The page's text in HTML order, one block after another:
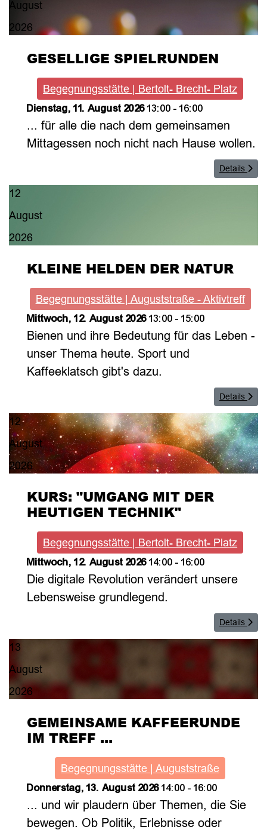
August
2026
GESELLIGE SPIELRUNDEN
Begegnungsstätte | Bertolt- Brecht- Platz
Dienstag, 11. August 202613:00 - 16:00
... für alle die nach dem gemeinsamen
Mittagessen noch nicht nach Hause wollen.
Details
12
August
2026
KLEINE HELDEN DER NATUR
Begegnungsstätte | Auguststraße - Aktivtreff
Mittwoch, 12. August 202613:00 - 15:00
Bienen und ihre Bedeutung für das Leben -
unser Thema heute. Sport und
Kaffeeklatsch gibt's dazu.
Details
12
August
2026
KURS: "UMGANG MIT DER
HEUTIGEN TECHNIK"
Begegnungsstätte | Bertolt- Brecht- Platz
Mittwoch, 12. August 202614:00 - 16:00
Die digitale Revolution verändert unsere
Lebensweise grundlegend.
Details
13
August
2026
GEMEINSAME KAFFEERUNDE
IM TREFF ...
Begegnungsstätte | Auguststraße
Donnerstag, 13. August 202614:00 - 16:00
... und wir plaudern über Themen, die Sie
bewegen. Ob Politik, Erlebnisse oder